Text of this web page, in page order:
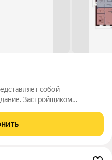
собой
Застройщиком
прилегающей
детских игровых